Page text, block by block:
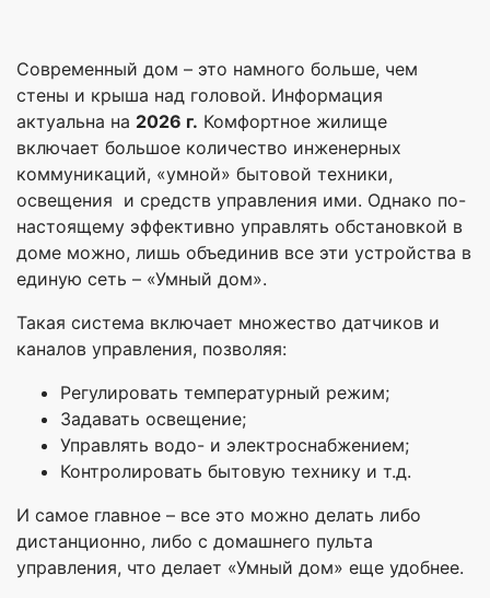
Современный дом – это намного больше, чем
стены и крыша над головой. Информация
актуальна на 2026 г. Комфортное жилище
включает большое количество инженерных
коммуникаций, «умной» бытовой техники,
освещения и средств управления ими. Однако по-
настоящему эффективно управлять обстановкой в
доме можно, лишь объединив все эти устройства в
единую сеть – «Умный дом».
Такая система включает множество датчиков и
каналов управления, позволяя:
Регулировать температурный режим;
Задавать освещение;
Управлять водо- и электроснабжением;
Контролировать бытовую технику и т.д.
И самое главное – все это можно делать либо
дистанционно, либо с домашнего пульта
управления, что делает «Умный дом» еще удобнее.